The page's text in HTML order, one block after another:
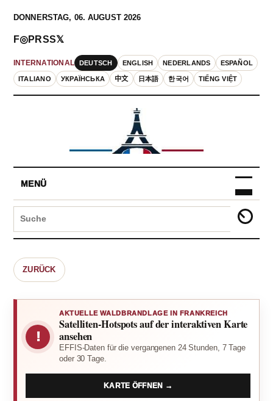
DONNERSTAG, 06. AUGUST 2026
INTERNATIONAL DEUTSCH ENGLISH NEDERLANDS ESPAÑOL
ITALIANO УКРАЇНСЬКА 中文 日本語 한국어 TIẾNG VIỆT
F◎PRSS𝕏
MENÜ
ZURÜCK
!
AKTUELLE WALDBRANDLAGE IN FRANKREICH
Satelliten-Hotspots auf der interaktiven Karte
ansehen
EFFIS-Daten für die vergangenen 24 Stunden, 7 Tage
oder 30 Tage.
KARTE ÖFFNEN →